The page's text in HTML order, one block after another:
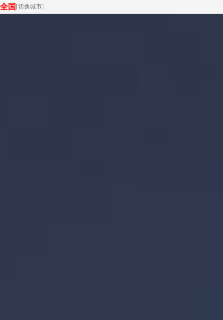
全国 [切换城市]